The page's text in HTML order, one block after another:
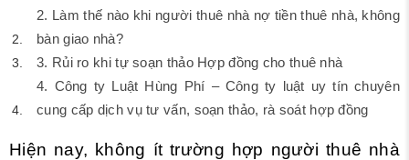
2. Làm thế nào khi người thuê nhà nợ tiền thuê nhà, không
bàn giao nhà?
3. Rủi ro khi tự soạn thảo Hợp đồng cho thuê nhà
4. Công ty Luật Hùng Phí – Công ty luật uy tín chuyên
cung cấp dịch vụ tư vấn, soạn thảo, rà soát hợp đồng
Hiện nay, không ít trường hợp người thuê nhà